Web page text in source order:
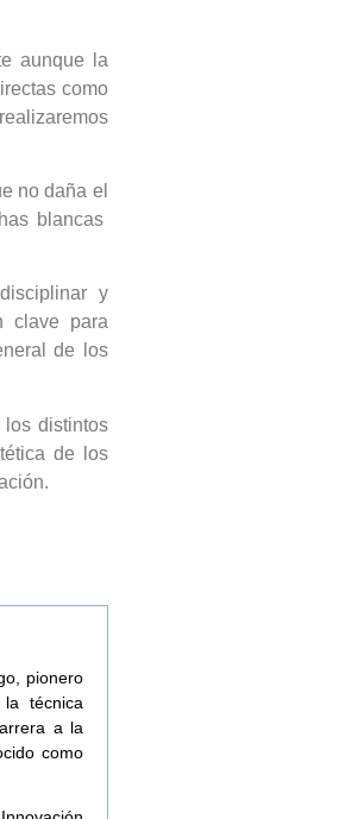
aunque la
como
no daña el
blancas
y
clave para
de los
distintos
de los
pionero
técnica
a la
como